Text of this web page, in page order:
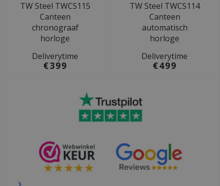
TW Steel TWCS115
Canteen
chronograaf
horloge
Deliverytime
€399
TW Steel TWCS114
Canteen
automatisch
horloge
Deliverytime
€499